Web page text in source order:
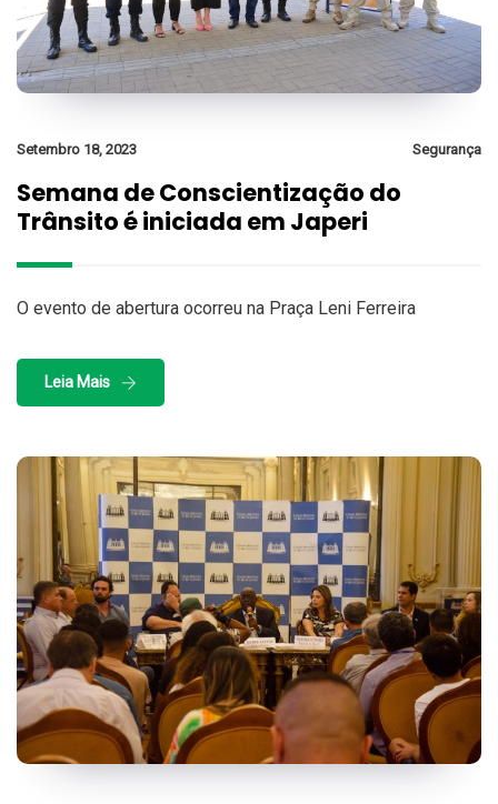
Setembro 18, 2023 Segurança
Semana de Conscientização do
Trânsito é iniciada em Japeri
O evento de abertura ocorreu na Praça Leni Ferreira
Leia Mais